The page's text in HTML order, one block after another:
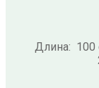
Длина: 100